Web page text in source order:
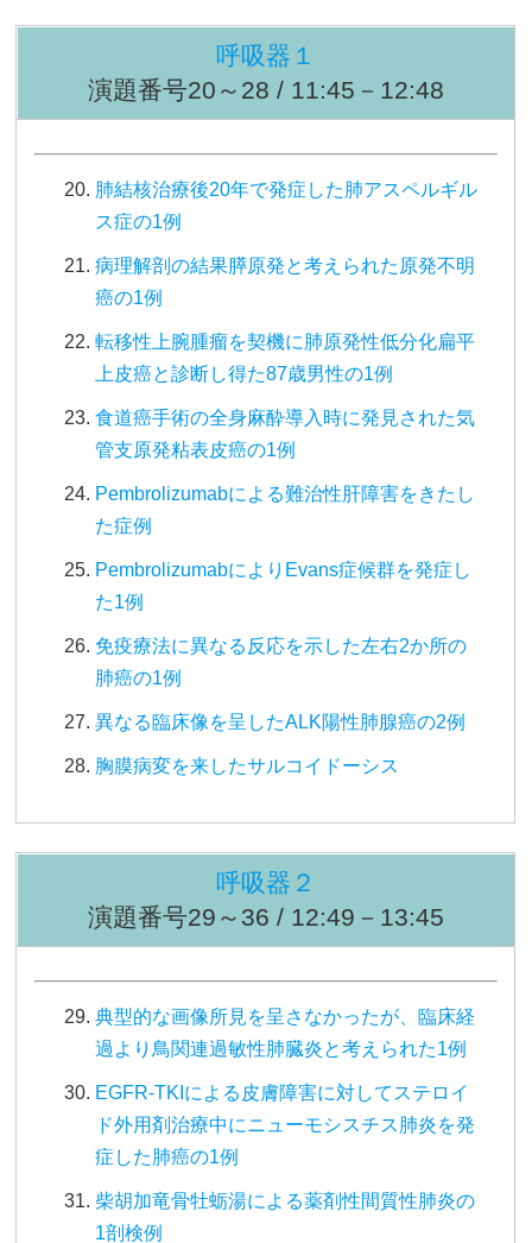
呼吸器１
演題番号20～28 / 11:45－12:48
肺結核治療後20年で発症した肺アスペルギル
ス症の1例
病理解剖の結果膵原発と考えられた原発不明
癌の1例
転移性上腕腫瘤を契機に肺原発性低分化扁平
上皮癌と診断し得た87歳男性の1例
食道癌手術の全身麻酔導入時に発見された気
管支原発粘表皮癌の1例
Pembrolizumabによる難治性肝障害をきたし
た症例
PembrolizumabによりEvans症候群を発症し
た1例
免疫療法に異なる反応を示した左右2か所の
肺癌の1例
異なる臨床像を呈したALK陽性肺腺癌の2例
胸膜病変を来したサルコイドーシス
呼吸器２
演題番号29～36 / 12:49－13:45
典型的な画像所見を呈さなかったが、臨床経
過より鳥関連過敏性肺臓炎と考えられた1例
EGFR-TKIによる皮膚障害に対してステロイ
ド外用剤治療中にニューモシスチス肺炎を発
症した肺癌の1例
柴胡加竜骨牡蛎湯による薬剤性間質性肺炎の
1剖検例